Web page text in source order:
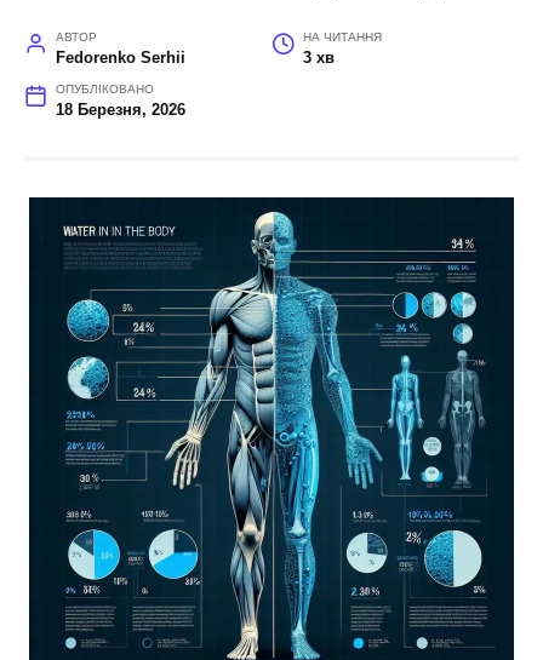
АВТОР
Fedorenko Serhii
НА ЧИТАННЯ
3 хв
ОПУБЛІКОВАНО
18 Березня, 2026